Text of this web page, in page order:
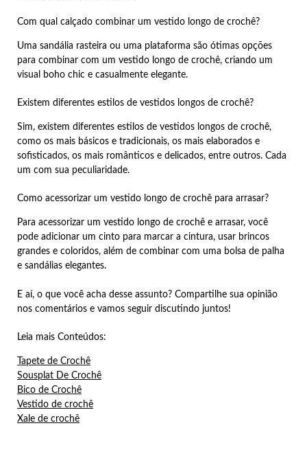
Com qual calçado combinar um vestido longo de crochê?
Uma sandália rasteira ou uma plataforma são ótimas opções
para combinar com um vestido longo de crochê, criando um
visual boho chic e casualmente elegante.
Existem diferentes estilos de vestidos longos de crochê?
Sim, existem diferentes estilos de vestidos longos de crochê,
como os mais básicos e tradicionais, os mais elaborados e
sofisticados, os mais românticos e delicados, entre outros. Cada
um com sua peculiaridade.
Como acessorizar um vestido longo de crochê para arrasar?
Para acessorizar um vestido longo de crochê e arrasar, você
pode adicionar um cinto para marcar a cintura, usar brincos
grandes e coloridos, além de combinar com uma bolsa de palha
e sandálias elegantes.
E aí, o que você acha desse assunto? Compartilhe sua opinião
nos comentários e vamos seguir discutindo juntos!
Leia mais Conteúdos:
Tapete de Crochê
Sousplat De Crochê
Bico de Crochê
Vestido de crochê
Xale de crochê